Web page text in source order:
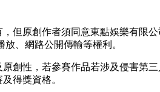
但原創作者須同意東點娛樂有限
、網路公開傳輸等權利。
創性，若參賽作品若涉及侵害第
得獎資格。